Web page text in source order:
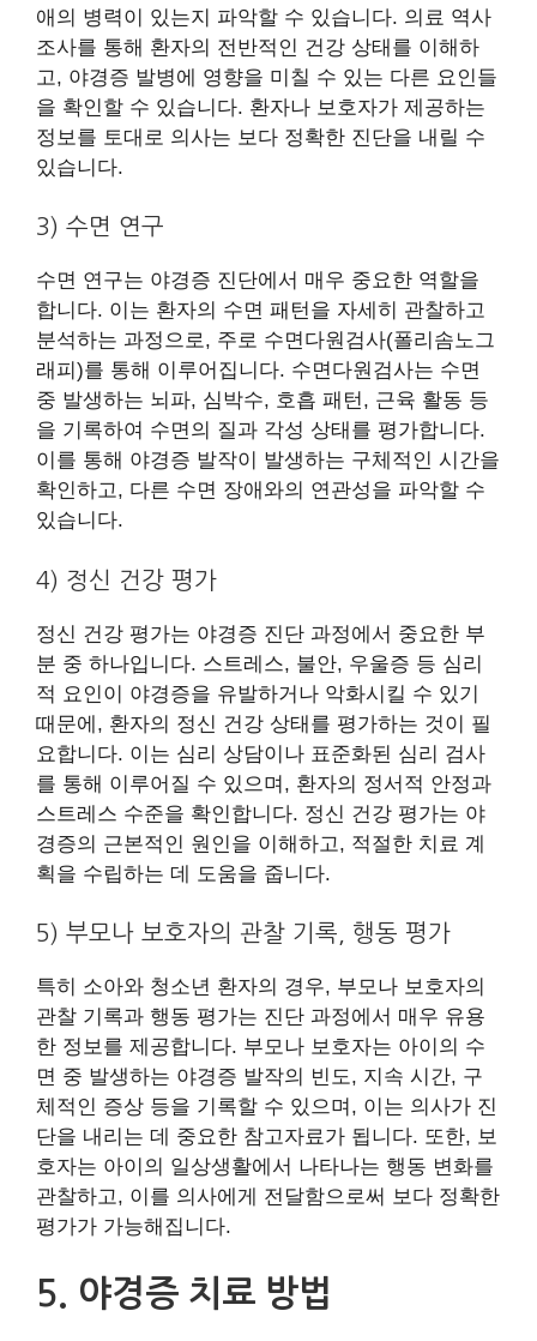
애의 병력이 있는지 파악할 수 있습니다. 의료 역사
조사를 통해 환자의 전반적인 건강 상태를 이해하
고, 야경증 발병에 영향을 미칠 수 있는 다른 요인들
을 확인할 수 있습니다. 환자나 보호자가 제공하는
정보를 토대로 의사는 보다 정확한 진단을 내릴 수
있습니다.
3) 수면 연구
수면 연구는 야경증 진단에서 매우 중요한 역할을
합니다. 이는 환자의 수면 패턴을 자세히 관찰하고
분석하는 과정으로, 주로 수면다원검사(폴리솜노그
래피)를 통해 이루어집니다. 수면다원검사는 수면
중 발생하는 뇌파, 심박수, 호흡 패턴, 근육 활동 등
을 기록하여 수면의 질과 각성 상태를 평가합니다.
이를 통해 야경증 발작이 발생하는 구체적인 시간을
확인하고, 다른 수면 장애와의 연관성을 파악할 수
있습니다.
4) 정신 건강 평가
정신 건강 평가는 야경증 진단 과정에서 중요한 부
분 중 하나입니다. 스트레스, 불안, 우울증 등 심리
적 요인이 야경증을 유발하거나 악화시킬 수 있기
때문에, 환자의 정신 건강 상태를 평가하는 것이 필
요합니다. 이는 심리 상담이나 표준화된 심리 검사
를 통해 이루어질 수 있으며, 환자의 정서적 안정과
스트레스 수준을 확인합니다. 정신 건강 평가는 야
경증의 근본적인 원인을 이해하고, 적절한 치료 계
획을 수립하는 데 도움을 줍니다.
5) 부모나 보호자의 관찰 기록, 행동 평가
특히 소아와 청소년 환자의 경우, 부모나 보호자의
관찰 기록과 행동 평가는 진단 과정에서 매우 유용
한 정보를 제공합니다. 부모나 보호자는 아이의 수
면 중 발생하는 야경증 발작의 빈도, 지속 시간, 구
체적인 증상 등을 기록할 수 있으며, 이는 의사가 진
단을 내리는 데 중요한 참고자료가 됩니다. 또한, 보
호자는 아이의 일상생활에서 나타나는 행동 변화를
관찰하고, 이를 의사에게 전달함으로써 보다 정확한
평가가 가능해집니다.
5. 야경증 치료 방법